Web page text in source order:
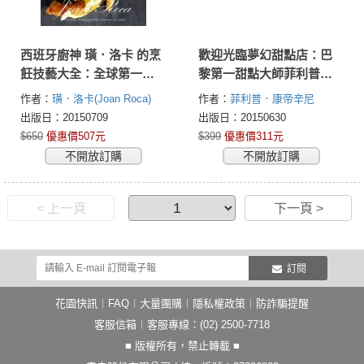
西班牙廚神 璜．洛卡 的烹
飪技藝大全：全球第一餐
廳 El Celler de Can Roca
從廚房管理、食材研究到
工具運用，75道精緻料理
+17種經典醬汁。
作者： 璜．洛卡(Joan Roca)
出版日：20150709
$650 優惠價507元
不開放訂購
歡迎光臨夢幻甜點店：巴
黎第一甜點大師菲利普．
康帝辛尼的26道獨家食譜
作者： 菲利普．康帝辛尼
(Philippe Conticini)
出版日：20150630
$399 優惠價311元
不開放訂購
< 上一頁 下一頁 >
訂閱
花園快訊 FAQ 大量團購 隱私權政策
防詐騙提醒
客服信箱 ︱客服專線：(02) 2500-7718
■ 版權所有，禁止轉載 ■